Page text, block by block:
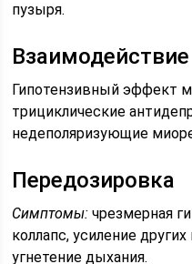
пузыря.
Взаимодействие
Гипотензивный эффект
трициклические
недеполяризующие
Передозировка
Симптомы: чрезмерная
коллапс, усиление
угнетение дыхания.